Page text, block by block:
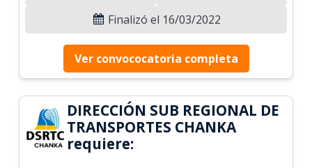
Finalizó el 16/03/2022
Ver convococatoria completa
DIRECCIÓN SUB REGIONAL DE
TRANSPORTES CHANKA
requiere: